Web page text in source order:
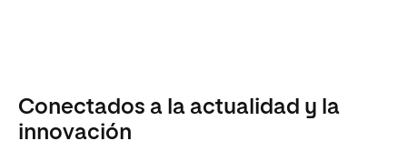
Conectados a la actualidad y la
innovación